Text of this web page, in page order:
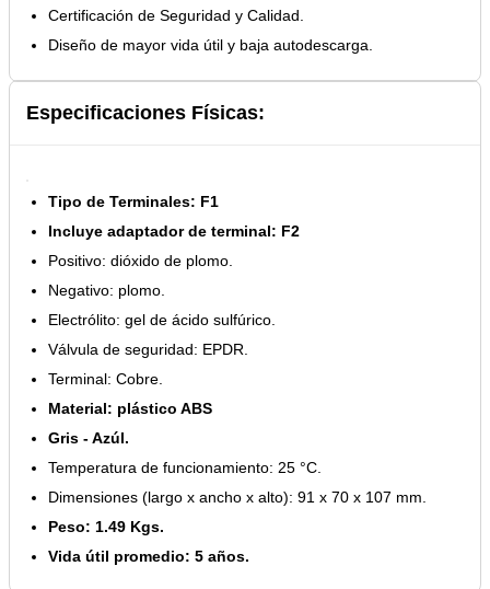
Certificación de Seguridad y Calidad.
Diseño de mayor vida útil y baja autodescarga.
Especificaciones Físicas:
Tipo de Terminales: F1
Incluye adaptador de terminal: F2
Positivo: dióxido de plomo.
Negativo: plomo.
Electrólito: gel de ácido sulfúrico.
Válvula de seguridad: EPDR.
Terminal: Cobre.
Material: plástico ABS
Gris - Azúl.
Temperatura de funcionamiento: 25 °C.
Dimensiones (largo x ancho x alto): 91 x 70 x 107 mm.
Peso: 1.49 Kgs.
Vida útil promedio: 5 años.